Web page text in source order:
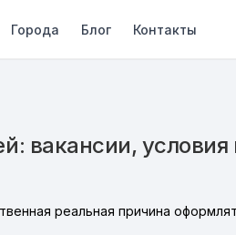
Города Блог Контакты
вакансии, условия
реальная причина